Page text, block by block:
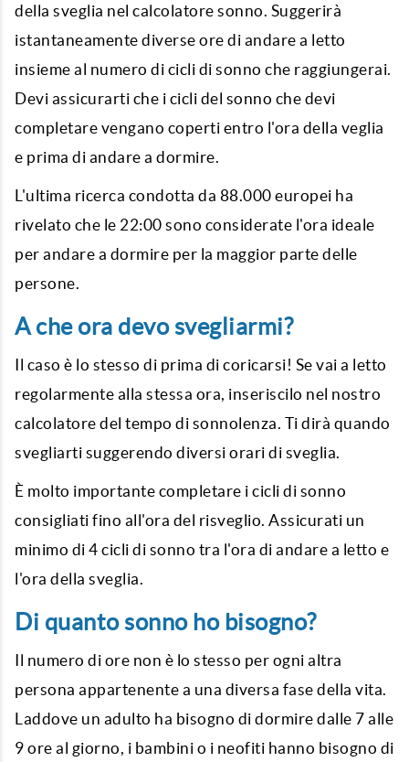
della sveglia nel calcolatore sonno. Suggerirà
istantaneamente diverse ore di andare a letto
insieme al numero di cicli di sonno che raggiungerai.
Devi assicurarti che i cicli del sonno che devi
completare vengano coperti entro l'ora della veglia
e prima di andare a dormire.
L'ultima ricerca condotta da 88.000 europei ha
rivelato che le 22:00 sono considerate l'ora ideale
per andare a dormire per la maggior parte delle
persone.
A che ora devo svegliarmi?
Il caso è lo stesso di prima di coricarsi! Se vai a letto
regolarmente alla stessa ora, inseriscilo nel nostro
calcolatore del tempo di sonnolenza. Ti dirà quando
svegliarti suggerendo diversi orari di sveglia.
È molto importante completare i cicli di sonno
consigliati fino all'ora del risveglio. Assicurati un
minimo di 4 cicli di sonno tra l'ora di andare a letto e
l'ora della sveglia.
Di quanto sonno ho bisogno?
Il numero di ore non è lo stesso per ogni altra
persona appartenente a una diversa fase della vita.
Laddove un adulto ha bisogno di dormire dalle 7 alle
9 ore al giorno, i bambini o i neofiti hanno bisogno di